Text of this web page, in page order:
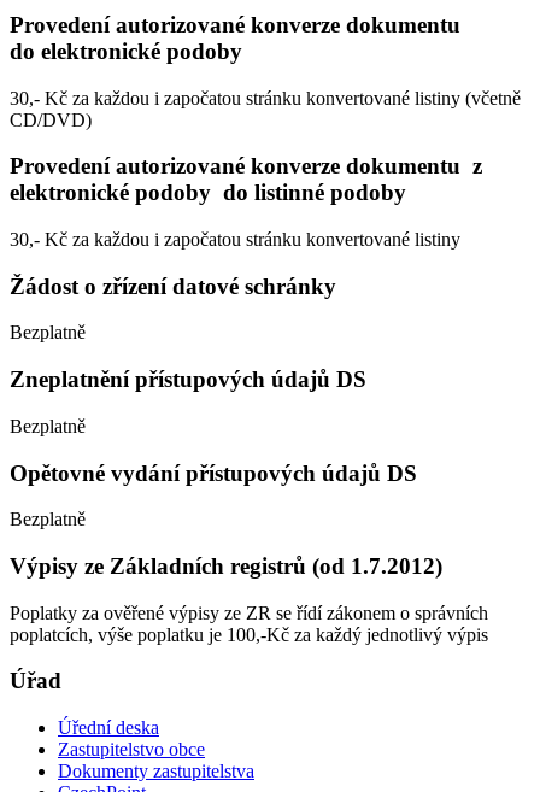
Provedení autorizované konverze dokumentu
do elektronické podoby
30,- Kč za každou i započatou stránku konvertované listiny (včetně
CD/DVD)
Provedení autorizované konverze dokumentu z
elektronické podoby do listinné podoby
30,- Kč za každou i započatou stránku konvertované listiny
Žádost o zřízení datové schránky
Bezplatně
Zneplatnění přístupových údajů DS
Bezplatně
Opětovné vydání přístupových údajů DS
Bezplatně
Výpisy ze Základních registrů (od 1.7.2012)
Poplatky za ověřené výpisy ze ZR se řídí zákonem o správních
poplatcích, výše poplatku je 100,-Kč za každý jednotlivý výpis
Úřad
Úřední deska
Zastupitelstvo obce
Dokumenty zastupitelstva